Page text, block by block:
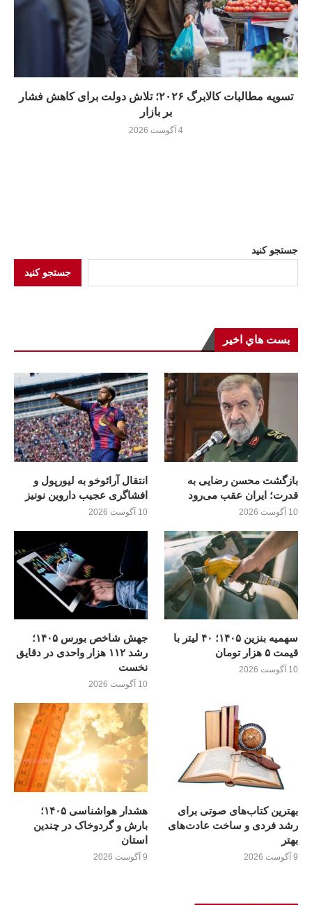
تسویه مطالبات کالابرگ ۲۰۲۶؛ تلاش دولت برای کاهش فشار
بر بازار
4 آگوست 2026
جستجو کنید
جستجو کنید
بست هاي اخير
بازگشت محسن رضایی به
قدرت؛ ايران عقب می‌رود
10 آگوست 2026
انتقال آرائوخو به لیورپول و
افشاگری عجیب داروین نونیز
10 آگوست 2026
سهمیه بنزین ۱۴۰۵؛ ۴۰ لیتر با
قیمت ۵ هزار تومان
10 آگوست 2026
جهش شاخص بورس ۱۴۰۵؛
رشد ۱۱۲ هزار واحدی در دقایق
نخست
10 آگوست 2026
بهترین کتاب‌های صوتی برای
رشد فردی و ساخت عادت‌های
بهتر
9 آگوست 2026
هشدار هواشناسی ۱۴۰۵؛
بارش و گردوخاک در چندین
استان
9 آگوست 2026